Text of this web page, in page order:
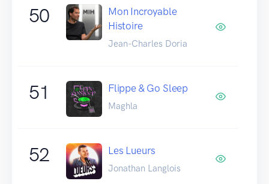
50
Mon Incroyable
Histoire
Jean-Charles Doria
51 Flippe & Go Sleep
Maghla
52 Les Lueurs
Jonathan Langlois